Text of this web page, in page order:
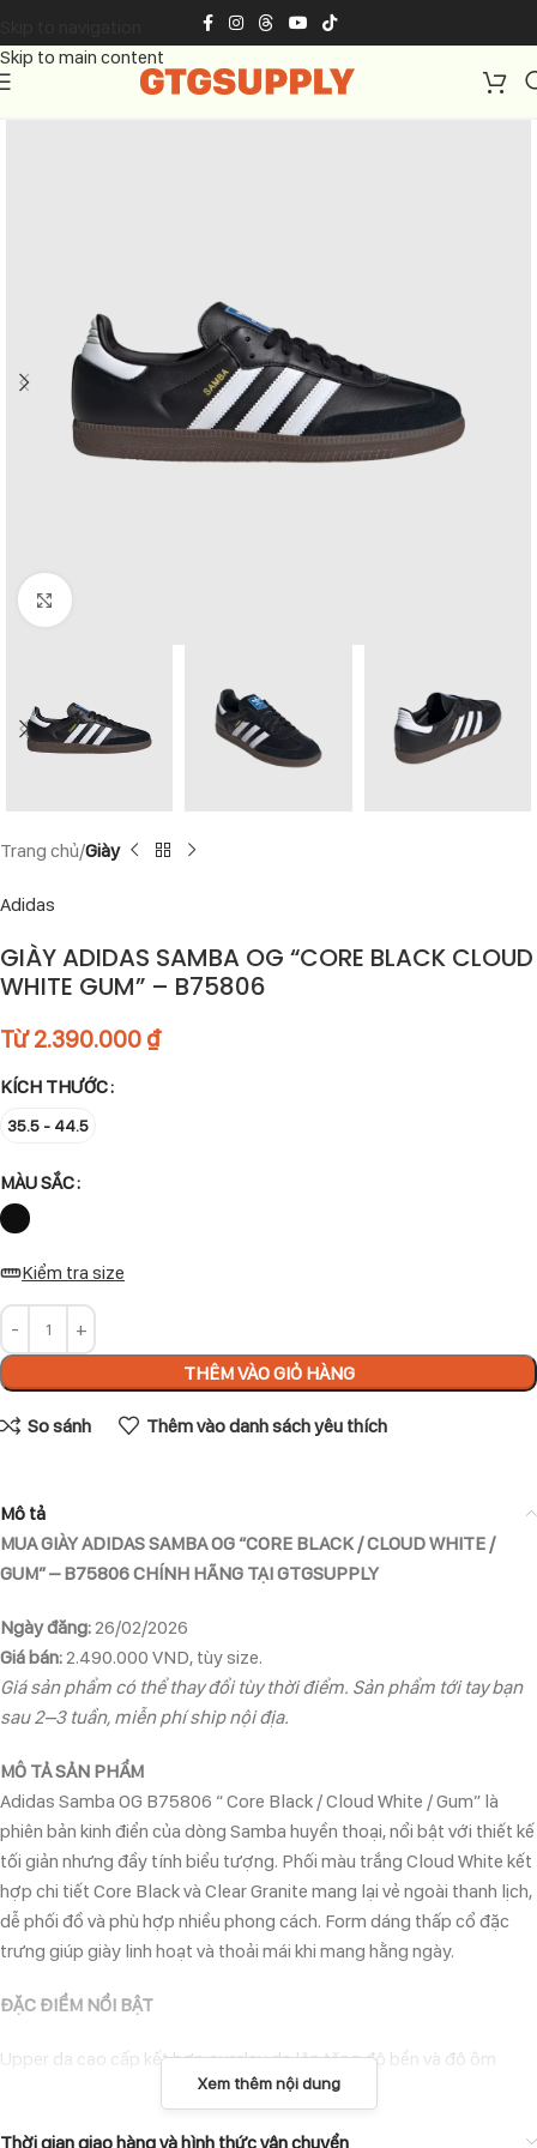
Skip to main content
Click to enlarge
Trang chủ Giày
Adidas
GIÀY ADIDAS SAMBA OG “CORE BLACK CLOUD
WHITE GUM” – B75806
Từ2.390.000 ₫
KÍCH THƯỚC
35.5 - 44.5
MÀU SẮC
Kiểm tra size
THÊM VÀO GIỎ HÀNG
So sánh Thêm vào danh sách yêu thích
Mô tả
MUA GIÀY ADIDAS SAMBA OG “CORE BLACK / CLOUD WHITE /
GUM” – B75806 CHÍNH HÃNG TẠI GTGSUPPLY
Ngày đăng:26/02/2026
Giá bán:2.490.000 VND, tùy size.
Giá sản phẩm có thể thay đổi tùy thời điểm. Sản phẩm tới tay bạn
sau 2–3 tuần, miễn phí ship nội địa.
MÔ TẢ SẢN PHẨM
Adidas Samba OG B75806 “ Core Black / Cloud White / Gum” là
phiên bản kinh điển của dòng Samba huyền thoại, nổi bật với thiết kế
tối giản nhưng đầy tính biểu tượng. Phối màu trắng Cloud White kết
hợp chi tiết Core Black và Clear Granite mang lại vẻ ngoài thanh lịch,
dễ phối đồ và phù hợp nhiều phong cách. Form dáng thấp cổ đặc
trưng giúp giày linh hoạt và thoải mái khi mang hằng ngày.
ĐẶC ĐIỂM NỔI BẬT
Upper da cao cấp kết hợp overlay da lộn tăng độ bền và độ ôm
Xem thêm nội dung
Thời gian giao hàng và hình thức vận chuyển